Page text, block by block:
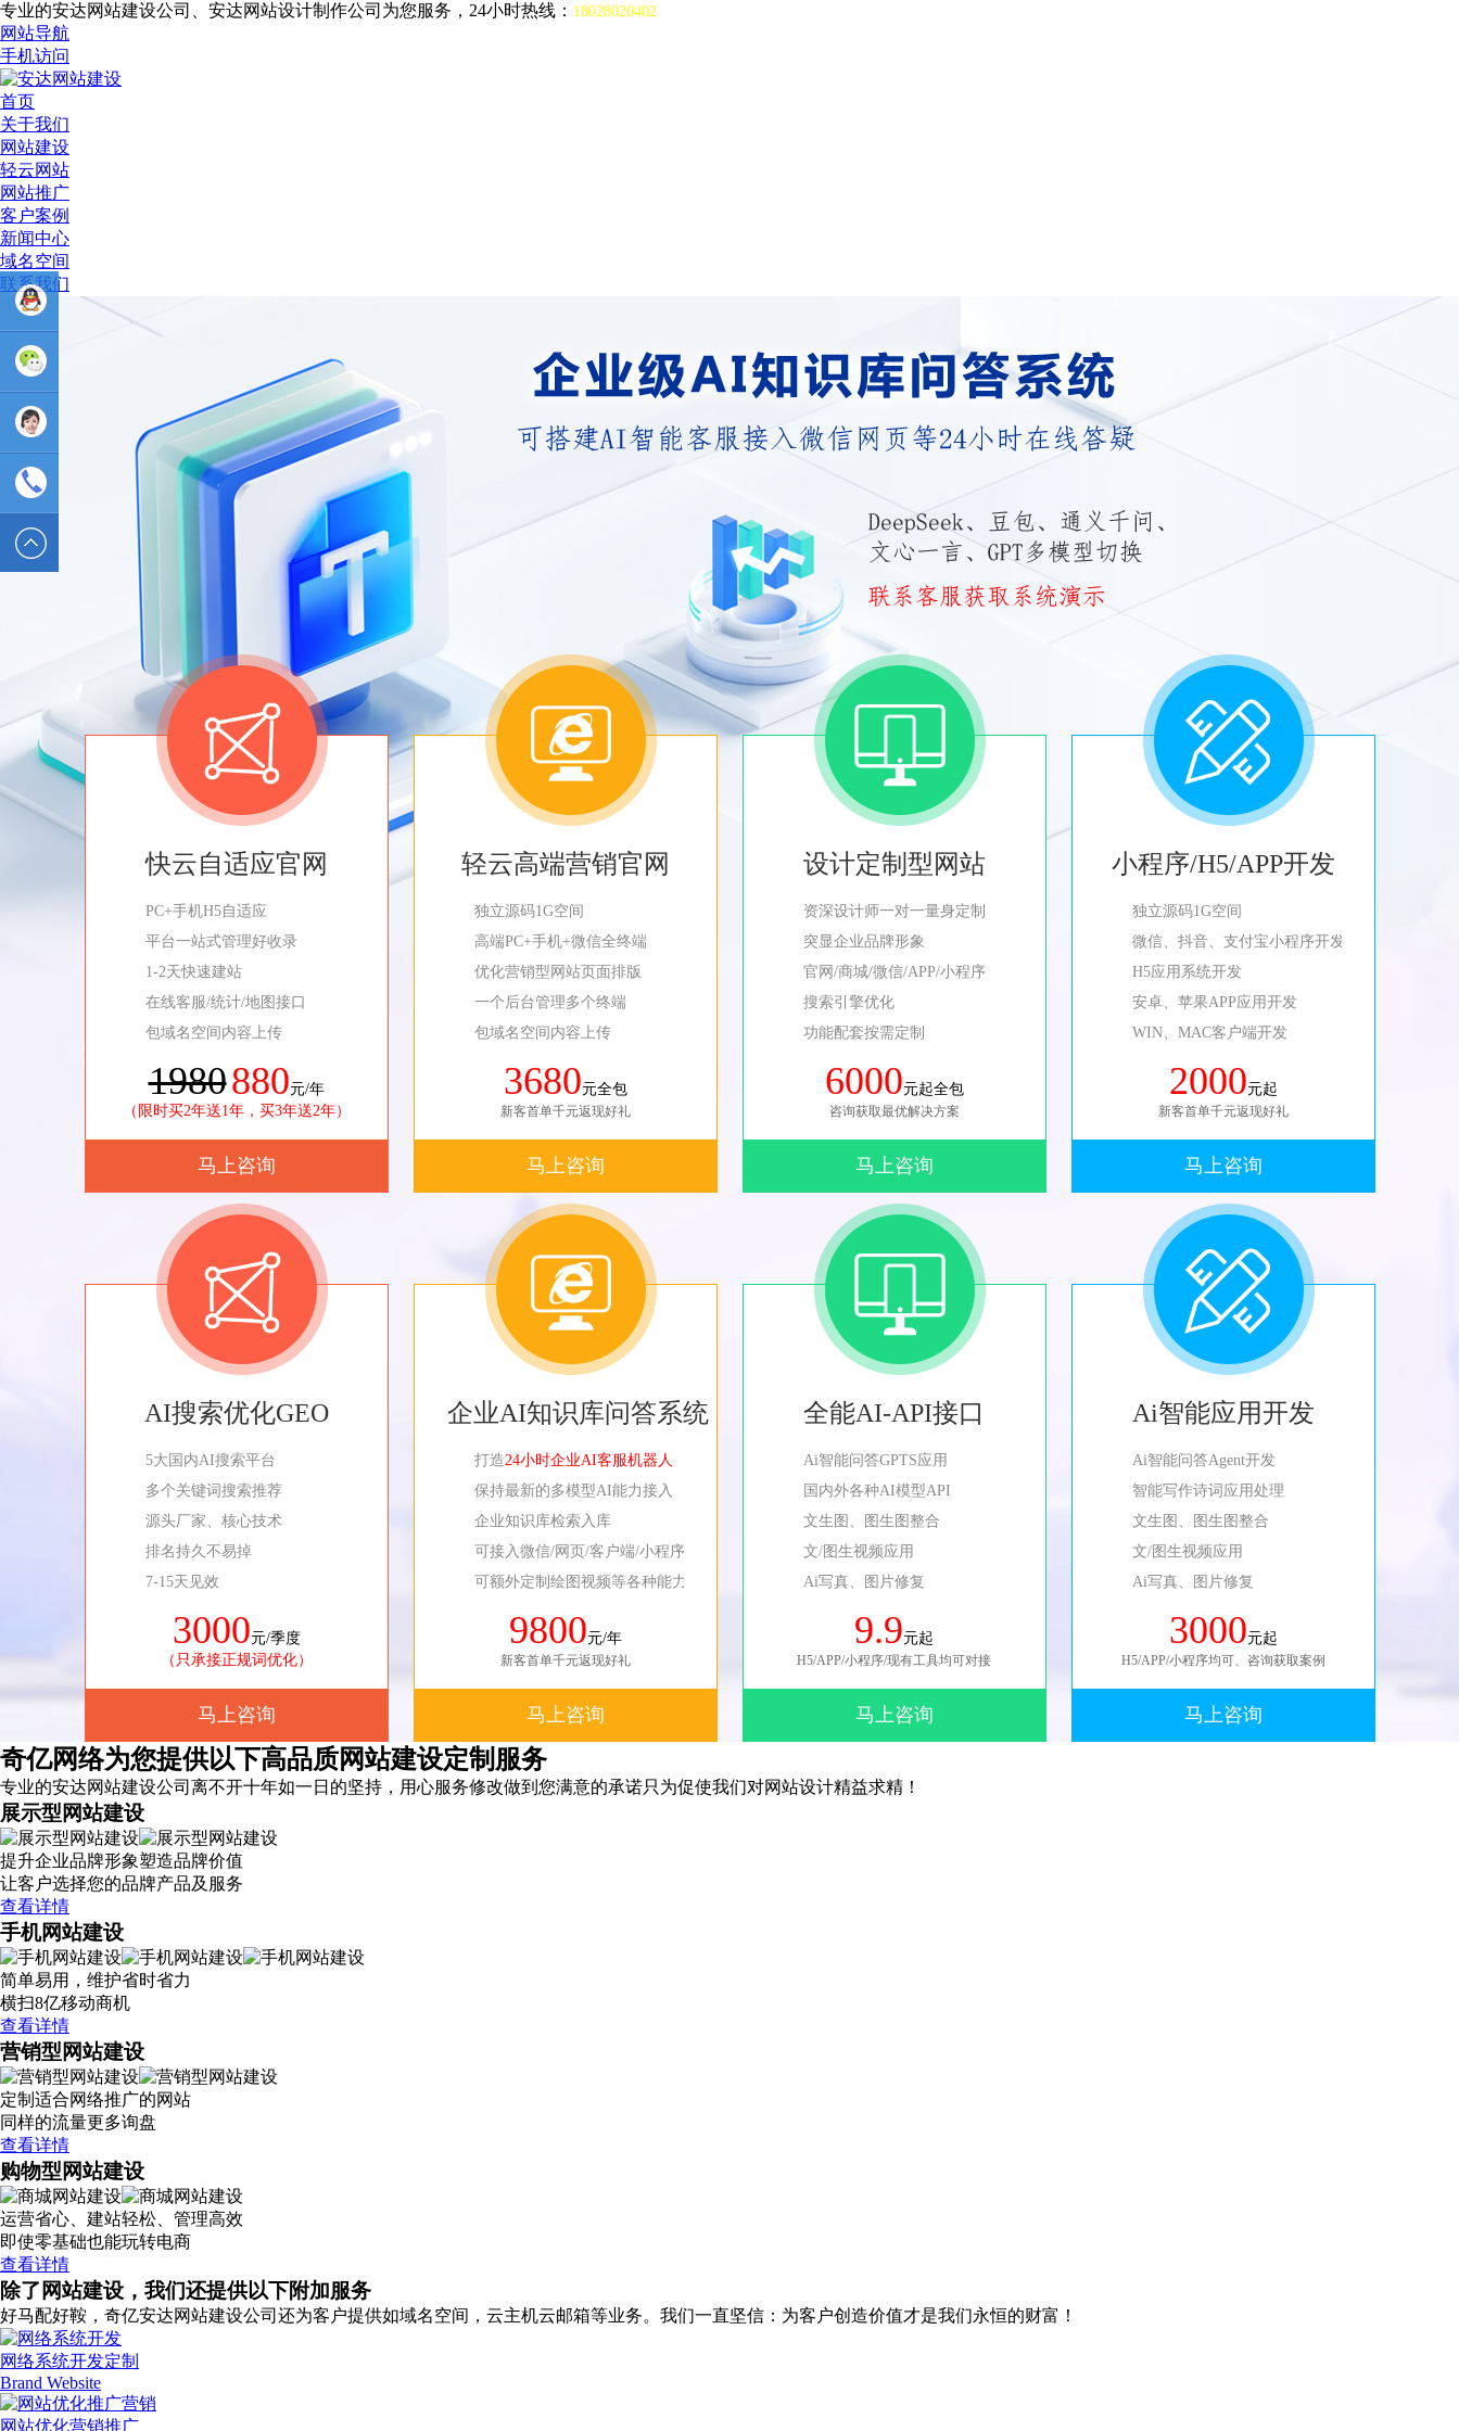
专业的安达网站建设公司、安达网站设计制作公司为您服务，24小时热线： 18028020402
网站导航
手机访问
首页
关于我们
网站建设
轻云网站
网站推广
客户案例
新闻中心
域名空间
联系我们
快云自适应官网
PC+手机H5自适应
平台一站式管理好收录
1-2天快速建站
在线客服/统计/地图接口
包域名空间内容上传
1980880元/年
（限时买2年送1年，买3年送2年）
马上咨询
轻云高端营销官网
独立源码1G空间
高端PC+手机+微信全终端
优化营销型网站页面排版
一个后台管理多个终端
包域名空间内容上传
3680元全包
新客首单千元返现好礼
马上咨询
设计定制型网站
资深设计师一对一量身定制
突显企业品牌形象
官网/商城/微信/APP/小程序
搜索引擎优化
功能配套按需定制
6000元起全包
咨询获取最优解决方案
马上咨询
小程序/H5/APP开发
独立源码1G空间
微信、抖音、支付宝小程序开发
H5应用系统开发
安卓、苹果APP应用开发
WIN、MAC客户端开发
2000元起
新客首单千元返现好礼
马上咨询
AI搜索优化GEO
5大国内AI搜索平台
多个关键词搜索推荐
源头厂家、核心技术
排名持久不易掉
7-15天见效
3000元/季度
（只承接正规词优化）
马上咨询
企业AI知识库问答系统
打造24小时企业AI客服机器人
保持最新的多模型AI能力接入
企业知识库检索入库
可接入微信/网页/客户端/小程序等
可额外定制绘图视频等各种能力
9800元/年
新客首单千元返现好礼
马上咨询
全能AI-API接口
Ai智能问答GPTS应用
国内外各种AI模型API
文生图、图生图整合
文/图生视频应用
Ai写真、图片修复
9.9元起
H5/APP/小程序/现有工具均可对接
马上咨询
Ai智能应用开发
Ai智能问答Agent开发
智能写作诗词应用处理
文生图、图生图整合
文/图生视频应用
Ai写真、图片修复
3000元起
H5/APP/小程序均可、咨询获取案例
马上咨询
奇亿网络为您提供以下高品质网站建设定制服务
专业的安达网站建设公司离不开十年如一日的坚持， 用心服务修改做到您满意的承诺只为促使我们对网站设计精益求精！
展示型网站建设
提升企业品牌形象塑造品牌价值
让客户选择您的品牌产品及服务
查看详情
手机网站建设
简单易用，维护省时省力
横扫8亿移动商机
查看详情
营销型网站建设
定制适合网络推广的网站
同样的流量更多询盘
查看详情
购物型网站建设
运营省心、建站轻松、管理高效
即使零基础也能玩转电商
查看详情
除了网站建设，我们还提供以下附加服务
好马配好鞍，奇亿安达网站建设公司还为客户提供如域名空间，云主机云邮箱等业务。我们一直坚信：为客户创造价值才是我们永恒的财富！
网络系统开发定制
Brand Website
网站优化营销推广
业务
QQ：
81233044
售后Q :
2589562336
电话 :